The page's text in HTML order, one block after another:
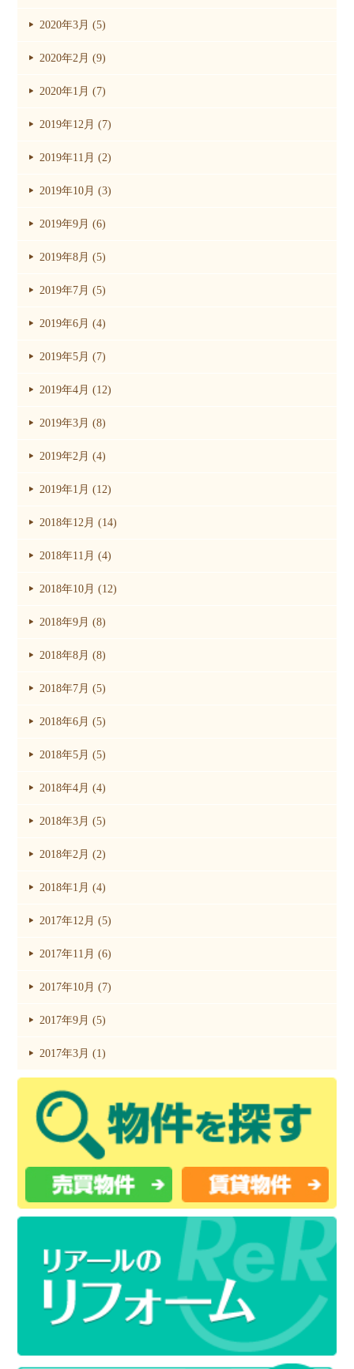
2020年3月 (5)
2020年2月 (9)
2020年1月 (7)
2019年12月 (7)
2019年11月 (2)
2019年10月 (3)
2019年9月 (6)
2019年8月 (5)
2019年7月 (5)
2019年6月 (4)
2019年5月 (7)
2019年4月 (12)
2019年3月 (8)
2019年2月 (4)
2019年1月 (12)
2018年12月 (14)
2018年11月 (4)
2018年10月 (12)
2018年9月 (8)
2018年8月 (8)
2018年7月 (5)
2018年6月 (5)
2018年5月 (5)
2018年4月 (4)
2018年3月 (5)
2018年2月 (2)
2018年1月 (4)
2017年12月 (5)
2017年11月 (6)
2017年10月 (7)
2017年9月 (5)
2017年3月 (1)